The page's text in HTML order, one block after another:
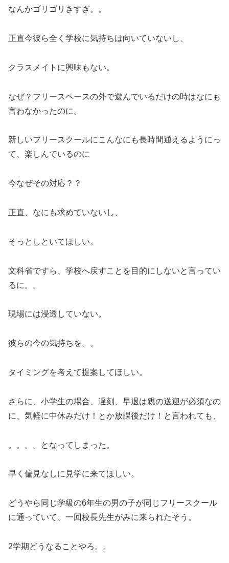
なんかゴリゴリきすぎ。。
正直今彼ら全く学校に気持ちは向いていないし、
クラスメイトに興味もない。
なぜ？フリースペースの外で遊んでいるだけの時はなにも
言わなかったのに。
新しいフリースクールにこんなにも長時間通えるようにっ
て、楽しんでいるのに
今なぜその対応？？
正直、なにも求めていないし、
そっとしといてほしい。
文科省ですら、学校へ戻すことを目的にしないと言ってい
るに。。
現場には浸透していない。
彼らの今の気持ちを。。
タイミングを考えて提案してほしい。
さらに、小学生の場合、遅刻、早退は親の送迎が必須なの
に、気軽に中休みだけ！とか放課後だけ！と言われても、
。。。。となってしまった。
早く偏見なしに見学に来てほしい。
どうやら同じ学級の6年生の男の子が同じフリースクール
に通っていて、一回校長先生がみに来られたそう。
2学期どうなることやろ。。